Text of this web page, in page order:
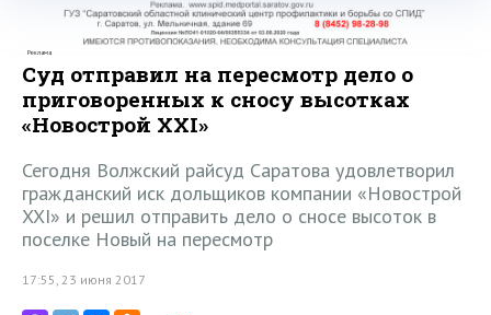
Реклама
Суд отправил на пересмотр дело о
приговоренных к сносу высотках
«Новострой XXI»
Сегодня Волжский райсуд Саратова удовлетворил
гражданский иск дольщиков компании «Новострой
XXI» и решил отправить дело о сносе высоток в
поселке Новый на пересмотр
17:55, 23 июня 2017